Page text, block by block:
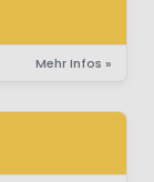
Mehr Infos »